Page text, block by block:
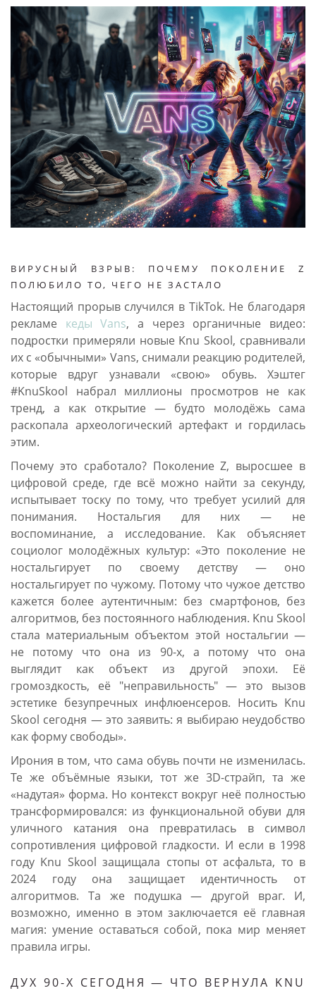
ВИРУСНЫЙ ВЗРЫВ: ПОЧЕМУ ПОКОЛЕНИЕ Z
ПОЛЮБИЛО ТО, ЧЕГО НЕ ЗАСТАЛО
Настоящий прорыв случился в TikTok. Не благодаря
рекламе кеды Vans, а через органичные видео:
подростки примеряли новые Knu Skool, сравнивали
их с «обычными» Vans, снимали реакцию родителей,
которые вдруг узнавали «свою» обувь. Хэштег
#KnuSkool набрал миллионы просмотров не как
тренд, а как открытие — будто молодёжь сама
раскопала археологический артефакт и гордилась
этим.
Почему это сработало? Поколение Z, выросшее в
цифровой среде, где всё можно найти за секунду,
испытывает тоску по тому, что требует усилий для
понимания. Ностальгия для них — не
воспоминание, а исследование. Как объясняет
социолог молодёжных культур: «Это поколение не
ностальгирует по своему детству — оно
ностальгирует по чужому. Потому что чужое детство
кажется более аутентичным: без смартфонов, без
алгоритмов, без постоянного наблюдения. Knu Skool
стала материальным объектом этой ностальгии —
не потому что она из 90-х, а потому что она
выглядит как объект из другой эпохи. Её
громоздкость, её "неправильность" — это вызов
эстетике безупречных инфлюенсеров. Носить Knu
Skool сегодня — это заявить: я выбираю неудобство
как форму свободы».
Ирония в том, что сама обувь почти не изменилась.
Те же объёмные языки, тот же 3D-страйп, та же
«надутая» форма. Но контекст вокруг неё полностью
трансформировался: из функциональной обуви для
уличного катания она превратилась в символ
сопротивления цифровой гладкости. И если в 1998
году Knu Skool защищала стопы от асфальта, то в
2024 году она защищает идентичность от
алгоритмов. Та же подушка — другой враг. И,
возможно, именно в этом заключается её главная
магия: умение оставаться собой, пока мир меняет
правила игры.
ДУХ 90-Х СЕГОДНЯ — ЧТО ВЕРНУЛА KNU